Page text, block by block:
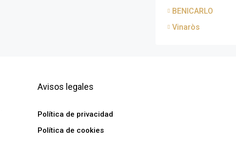
BENICARLO
Vinaròs
Avisos legales
Política de privacidad
Política de cookies